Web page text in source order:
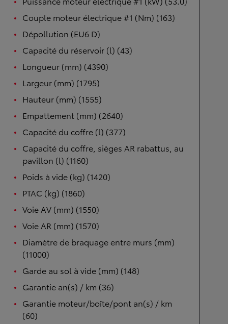
Couple moteur électrique #1 (Nm) (163)
Dépollution (EU6 D)
Capacité du réservoir (l) (43)
Longueur (mm) (4390)
Largeur (mm) (1795)
Hauteur (mm) (1555)
Empattement (mm) (2640)
Capacité du coffre (l) (377)
Capacité du coffre, sièges AR rabattus, au
pavillon (l) (1160)
Poids à vide (kg) (1420)
PTAC (kg) (1860)
Voie AV (mm) (1550)
Voie AR (mm) (1570)
Diamètre de braquage entre murs (mm)
(11000)
Garde au sol à vide (mm) (148)
Garantie an(s) / km (36)
Garantie moteur/boîte/pont an(s) / km
(60)